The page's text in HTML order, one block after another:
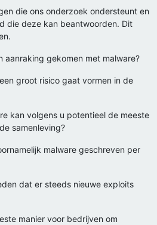
die ons onderzoek ondersteunt en
die deze kan beantwoorden. Dit
aanraking gekomen met malware?
groot risico gaat vormen in de
kan volgens u potentieel de meeste
samenleving?
malware geschreven per
dat er steeds nieuwe exploits
manier voor bedrijven om